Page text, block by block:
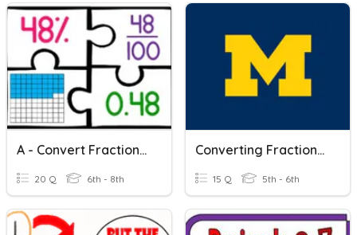
A - Convert Fractions & Decimals
20 Q 6th - 8th
Converting Fractions, Decimals, And Percents
15 Q 5th - 6th